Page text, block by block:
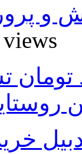
و
6 views
و ۴۸۰